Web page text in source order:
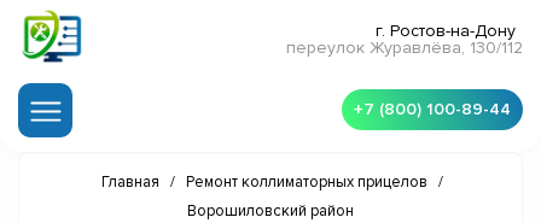
г. Ростов-на-Дону
переулок Журавлёва, 130/112
+7 (800) 100-89-44
Главная / Ремонт коллиматорных прицелов
/
Ворошиловский район